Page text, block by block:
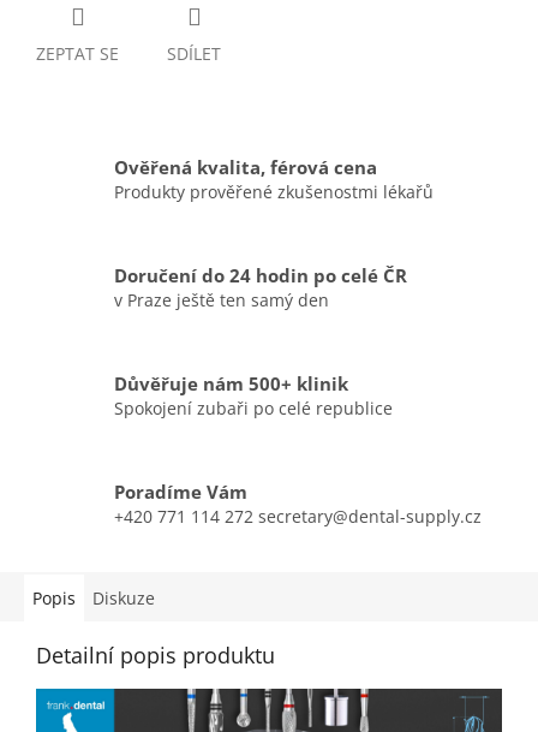
ZEPTAT SE SDÍLET
Ověřená kvalita, férová cena
Produkty prověřené zkušenostmi lékařů
Doručení do 24 hodin po celé ČR
v Praze ještě ten samý den
Důvěřuje nám 500+ klinik
Spokojení zubaři po celé republice
Poradíme Vám
+420 771 114 272 secretary@dental-supply.cz
Popis Diskuze
Detailní popis produktu